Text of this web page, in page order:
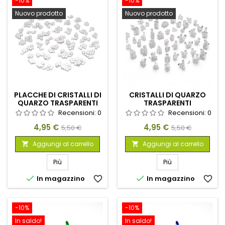
Nuovo prodotto
PLACCHE DI CRISTALLI DI
QUARZO TRASPARENTI
Recensioni: 0
Prezzo
4,95 € Prezzo
base
5,50 €
 Aggiungi al carrello
Più
 In magazzino favorite_border
Nuovo prodotto
CRISTALLI DI QUARZO
TRASPARENTI
Recensioni: 0
Prezzo
4,95 € Prezzo
base
5,50 €
 Aggiungi al carrello
Più
 In magazzino favorite_border
-10%
In saldo!
-10%
In saldo!